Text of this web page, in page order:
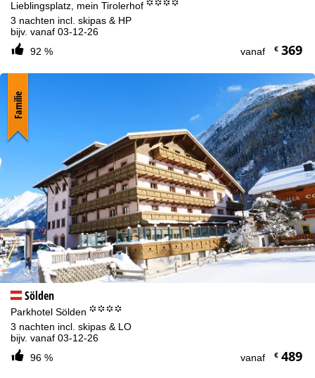
Lieblingsplatz, mein Tirolerhof °°°°
3 nachten incl. skipas & HP
bijv. vanaf 03-12-26
92 %
vanaf €369
Sölden
Parkhotel Sölden °°°°
3 nachten incl. skipas & LO
bijv. vanaf 03-12-26
96 %
vanaf €489
Familie